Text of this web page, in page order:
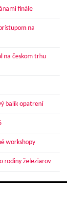
finále
na
na českom trhu
balík opatrení
workshopy
rodiny železiarov